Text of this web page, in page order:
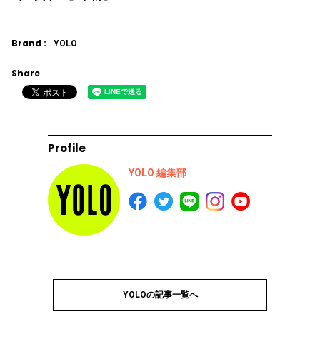
Brand : YOLO
Share
Profile
YOLO 編集部
YOLOの記事一覧へ